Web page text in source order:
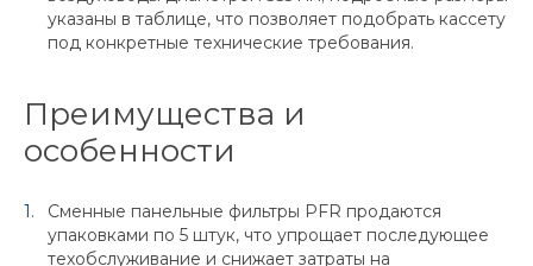
указаны в таблице, что позволяет подобрать кассету
под конкретные технические требования.
Преимущества и
особенности
Сменные панельные фильтры PFR продаются
упаковками по 5 штук, что упрощает последующее
техобслуживание и снижает затраты на